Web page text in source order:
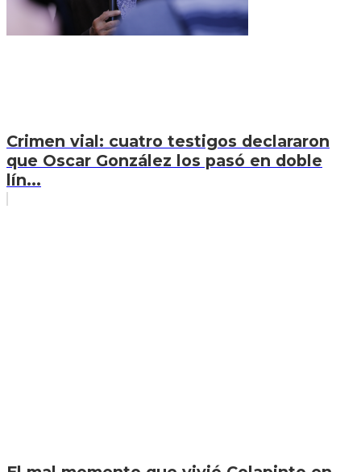
Crimen vial: cuatro testigos declararon
que Oscar González los pasó en doble
lín...